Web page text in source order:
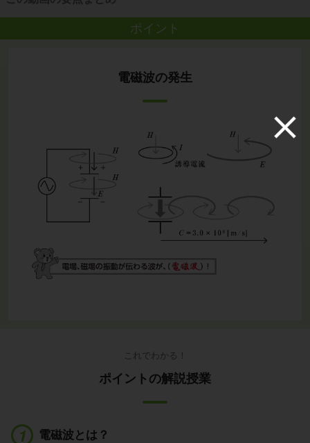
ポイント
電磁波の発生
これでわかる！
ポイントの解説授業
電磁波とは？